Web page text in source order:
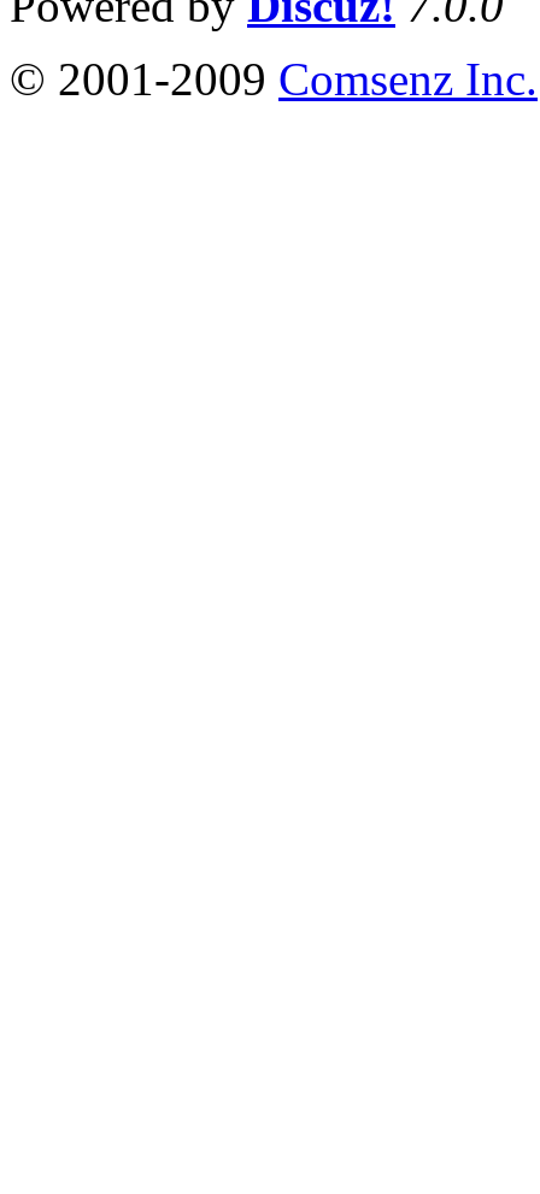
© 2001-2009 Comsenz Inc.